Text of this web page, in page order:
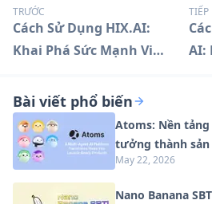
TRƯỚC
Cách Sử Dụng HIX.AI:
Khai Phá Sức Mạnh Viết
TIẾP
AI:
Bài viết phổ biến
Atoms: Nền
tưởng thành sản
May 22, 2026
Nano Banana